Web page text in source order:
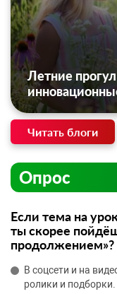
Летние
Читать блоги
Опрос
Если тема на
ты скорее
продолжением»?
В соцсети и на
ролики и подборки.